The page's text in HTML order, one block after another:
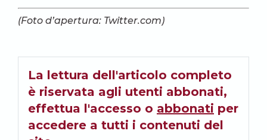
(Foto d’apertura: Twitter.com)
La lettura dell'articolo completo
è riservata agli utenti abbonati,
effettua l'accesso o abbonati per
accedere a tutti i contenuti del